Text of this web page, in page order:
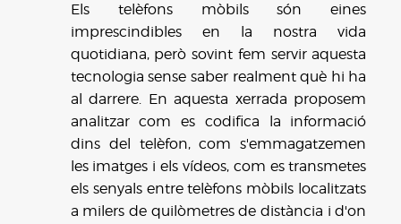
Els telèfons mòbils són eines
imprescindibles en la nostra vida
quotidiana, però sovint fem servir aquesta
tecnologia sense saber realment què hi ha
al darrere. En aquesta xerrada proposem
analitzar com es codifica la informació
dins del telèfon, com s'emmagatzemen
les imatges i els vídeos, com es transmetes
els senyals entre telèfons mòbils localitzats
a milers de quilòmetres de distància i d'on